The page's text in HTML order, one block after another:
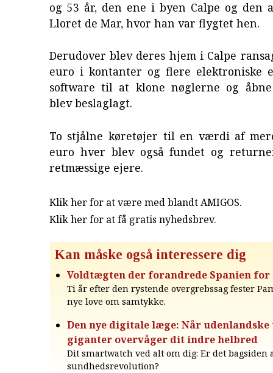
og 53 år, den ene i byen Calpe og den
Lloret de Mar, hvor han var flygtet hen.
Derudover blev deres hjem i Calpe
euro i kontanter og flere elektroniske
software til at klone nøglerne og
blev beslaglagt.
To stjålne køretøjer til en værdi af
euro hver blev også fundet og
retmæssige ejere.
Klik her for at være med blandt AMIGOS.
Klik her for at få gratis nyhedsbrev.
Kan måske også interessere dig
Voldtægten der forandrede Spanien
Ti år efter den rystende overgrebssag fester
nye love om samtykke.
Den nye digitale læge: Når udenlandske
giganter overvåger dit indre helbred
Dit smartwatch ved alt om dig: Er det bagsiden
sundhedsrevolution?